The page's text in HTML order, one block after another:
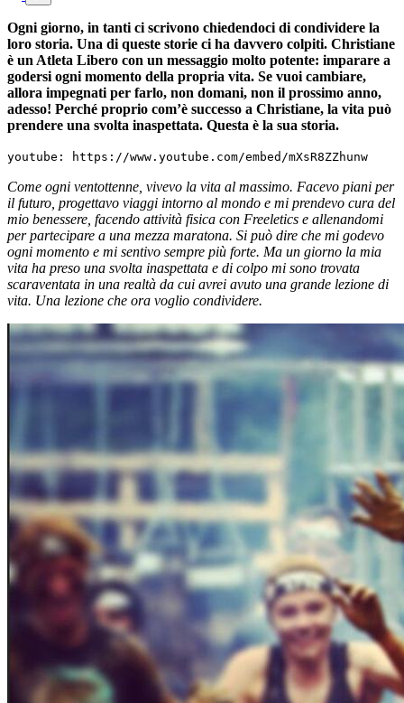
Ogni giorno, in tanti ci scrivono chiedendoci di condividere la
loro storia. Una di queste storie ci ha davvero colpiti. Christiane
è un Atleta Libero con un messaggio molto potente: imparare a
godersi ogni momento della propria vita. Se vuoi cambiare,
allora impegnati per farlo, non domani, non il prossimo anno,
adesso! Perché proprio com’è successo a Christiane, la vita può
prendere una svolta inaspettata. Questa è la sua storia.
youtube: https://www.youtube.com/embed/mXsR8ZZhunw
Come ogni ventottenne, vivevo la vita al massimo. Facevo piani per
il futuro, progettavo viaggi intorno al mondo e mi prendevo cura del
mio benessere, facendo attività fisica con Freeletics e allenandomi
per partecipare a una mezza maratona. Si può dire che mi godevo
ogni momento e mi sentivo sempre più forte. Ma un giorno la mia
vita ha preso una svolta inaspettata e di colpo mi sono trovata
scaraventata in una realtà da cui avrei avuto una grande lezione di
vita. Una lezione che ora voglio condividere.